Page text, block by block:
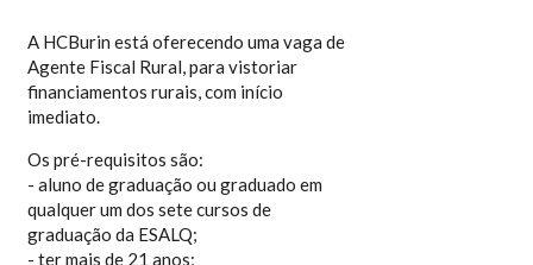
A HCBurin está oferecendo uma vaga de
Agente Fiscal Rural, para vistoriar
financiamentos rurais, com início
imediato.
Os pré-requisitos são:
- aluno de graduação ou graduado em
qualquer um dos sete cursos de
graduação da ESALQ;
- ter mais de 21 anos;